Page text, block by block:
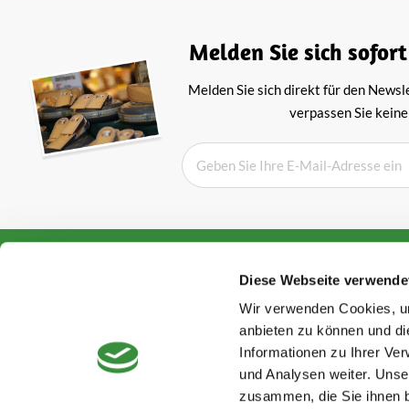
Diese Webseite
Wir verwenden Cookies,
anbieten zu können und
Informationen zu Ihrer
und Analysen weiter.
zusammen, die Sie ihnen
Melden Sie sich
Melden Sie sich direkt für den
verpassen Sie
Rated with4.8
reviews
AGB
Winderruf
Verpackung &
Impressum